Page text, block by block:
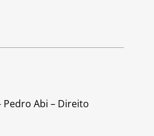
Pedro Abi – Direito